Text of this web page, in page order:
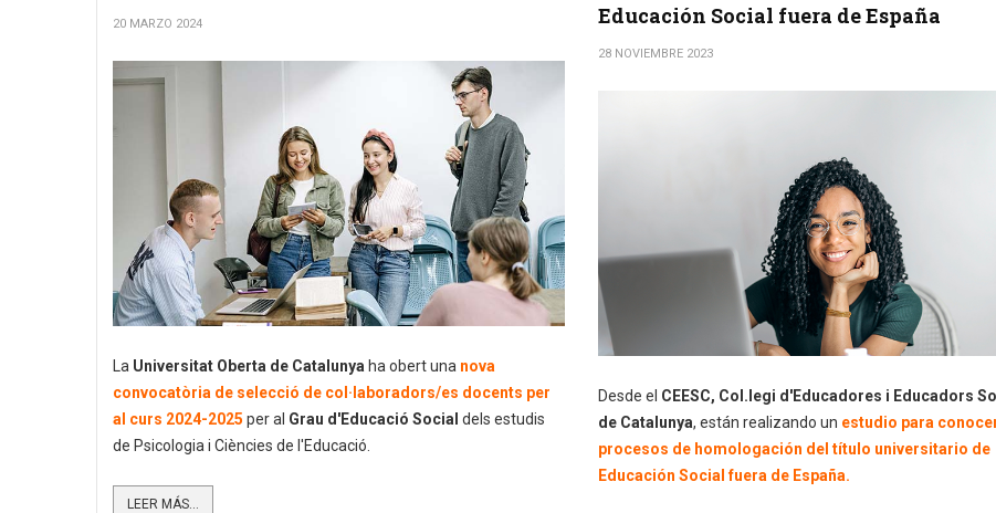
20 MARZO 2024
La Universitat Oberta de Catalunya ha obert una nova
convocatòria de selecció de col·laboradors/es docents per
al curs 2024-2025 per al Grau d'Educació Social dels estudis
de Psicologia i Ciències de l'Educació.
LEER MÁS...
Educación Social fuera de España
28 NOVIEMBRE 2023
Desde el CEESC, Col.legi d'Educadores i Educadors
de Catalunya, están realizando un estudio para
procesos de homologación del título universitario de
Educación Social fuera de España.